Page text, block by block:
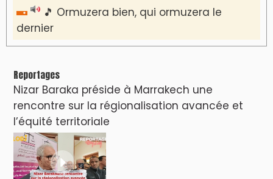
AGENDA CULTUREL
Dunia Batma en Tournée à Tanger
World Tour 2026
Nacim Haddad débarque à Tanger : Le
Souffle du Nord s'éveille !
Nacim Haddad Ayta World Tour à Rabat (
4ème date )